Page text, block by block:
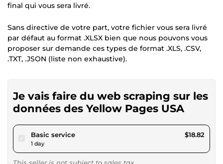
final qui vous sera livré.
Sans directive de votre part, votre fichier vous sera livré
par défaut au format .XLSX bien que nous pouvons vous
proposer sur demande ces types de format .XLS, .CSV,
.TXT, .JSON (liste non exhaustive).
Je vais faire du web scraping sur les
données des Yellow Pages USA
Basic servicepour $17.34
1 day
$18.82